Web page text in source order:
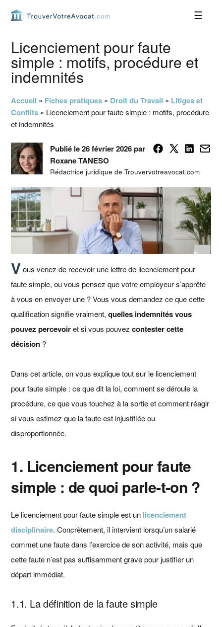
navigation
principale
principal
barre
latérale
principale
pageLicenciement pour faute
simple : motifs, procédure et
indemnités
Accueil » Fiches pratiques » Droit du Travail » Litiges et
Conflits » Licenciement pour faute simple : motifs, procédure
et indemnités
Publié le 26 février 2026 par
Roxane TANESO
Rédactrice juridique de Trouvervotreavocat.com
Vous venez de recevoir une lettre de licenciement pour
faute simple, ou vous pensez que votre employeur s’apprête
à vous en envoyer une ? Vous vous demandez ce que cette
qualification signifie vraiment,quelles indemnités vous
pouvez percevoiret si vous pouvezcontester cette
décision ?
Dans cet article, on vous explique tout sur le licenciement
pour faute simple : ce que dit la loi, comment se déroule la
procédure, ce que vous touchez à la sortie et comment réagir
si vous estimez que la faute est injustifiée ou
disproportionnée.
1. Licenciement pour faute
simple : de quoi parle-t-on ?
Le licenciement pour faute simple est un licenciement
disciplinaire. Concrètement, il intervient lorsqu’un salarié
commet une faute dans l’exercice de son activité, mais que
cette faute n’est pas suffisamment grave pour justifier un
départ immédiat.
1.1. La définition de la faute simple